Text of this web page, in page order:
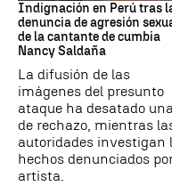
Indignación en Perú tras
denuncia de agresión
de la cantante de cumbia
Nancy Saldaña
La difusión de las
imágenes del presunto
ataque ha desatado
de rechazo, mientras
autoridades investigan
hechos denunciados
artista.